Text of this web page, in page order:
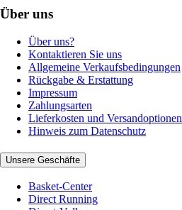
Über uns
Über uns?
Kontaktieren Sie uns
Allgemeine Verkaufsbedingungen
Rückgabe & Erstattung
Impressum
Zahlungsarten
Lieferkosten und Versandoptionen
Hinweis zum Datenschutz
Unsere Geschäfte
Basket-Center
Direct Running